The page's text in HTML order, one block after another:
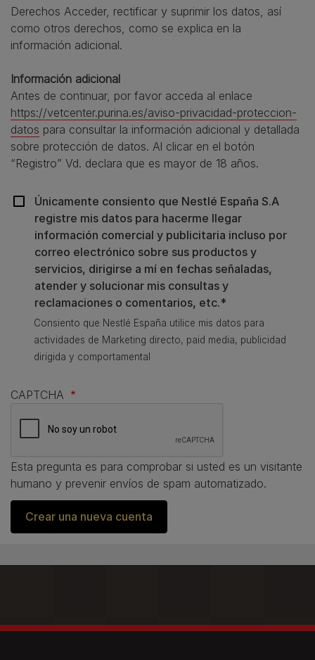
Derechos Acceder, rectificar y suprimir los datos, así
como otros derechos, como se explica en la
información adicional.
Información adicional
Antes de continuar, por favor acceda al enlace
https://vetcenter.purina.es/aviso-privacidad-proteccion-
datos para consultar la información adicional y detallada
sobre protección de datos. Al clicar en el botón
“Registro” Vd. declara que es mayor de 18 años.
Únicamente consiento que Nestlé España S.A
registre mis datos para hacerme llegar
información comercial y publicitaria incluso por
correo electrónico sobre sus productos y
servicios, dirigirse a mí en fechas señaladas,
atender y solucionar mis consultas y
reclamaciones o comentarios, etc.*
Consiento que Nestlé España utilice mis datos para
actividades de Marketing directo, paid media, publicidad
dirigida y comportamental
CAPTCHA
Esta pregunta es para comprobar si usted es un visitante
humano y prevenir envíos de spam automatizado.